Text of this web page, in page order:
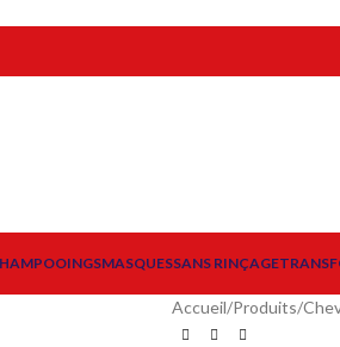
MASQUESSANS RINÇAGE
Accueil/Produits/